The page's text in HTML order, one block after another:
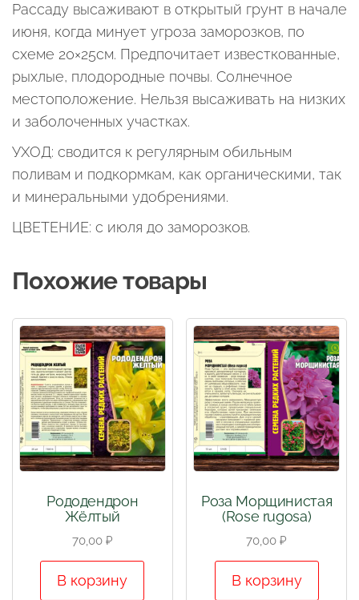
Рассаду высаживают в открытый грунт в начале
июня, когда минует угроза заморозков, по
схеме 20×25см. Предпочитает известкованные,
рыхлые, плодородные почвы. Солнечное
местоположение. Нельзя высаживать на низких
и заболоченных участках.
УХОД: сводится к регулярным обильным
поливам и подкормкам, как органическими, так
и минеральными удобрениями.
ЦВЕТЕНИЕ: с июля до заморозков.
Похожие товары
Рододендрон
Жёлтый
70,00 ₽
В корзину
Роза Морщинистая
(Rose rugosa)
70,00₽
В корзину